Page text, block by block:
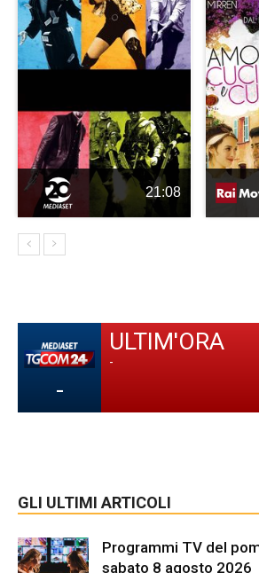
21:08
-
ULTIM'ORA
-
GLI ULTIMI ARTICOLI
Programmi TV del
sabato 8 agosto 2026